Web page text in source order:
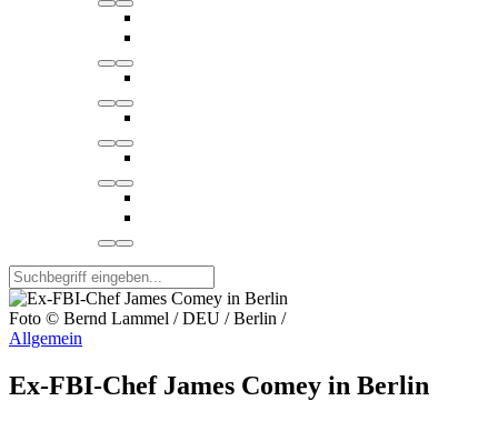
Foto © Bernd Lammel / DEU / Berlin /
Allgemein
Ex-FBI-Chef James Comey in Berlin